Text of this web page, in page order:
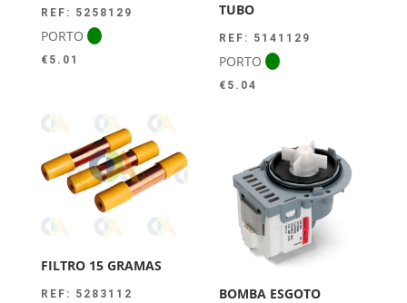
REF: 5258129
PORTO
€ 5.01
TUBO
REF: 5141129
PORTO
€ 5.04
FILTRO 15 GRAMAS
REF: 5283112
BOMBA ESGOTO